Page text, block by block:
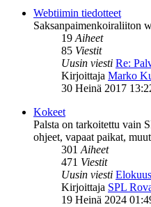
Webtiimin tiedotteet
Saksanpaimenkoiraliiton
19Aiheet
85 Viestit
Uusin viesti Re:
Kirjoittaja Marko
30 Heinä 2017
Kokeet
Palsta on tarkoitettu vain
ohjeet, vapaat paikat,
301Aiheet
471 Viestit
Uusin viesti
Kirjoittaja SPL
19 Heinä 2024